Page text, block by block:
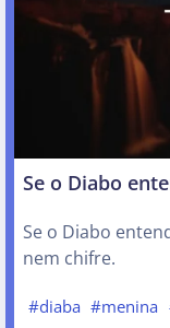
Se o Diabo
Se o Diabo
nem chifre.
#diaba #menina